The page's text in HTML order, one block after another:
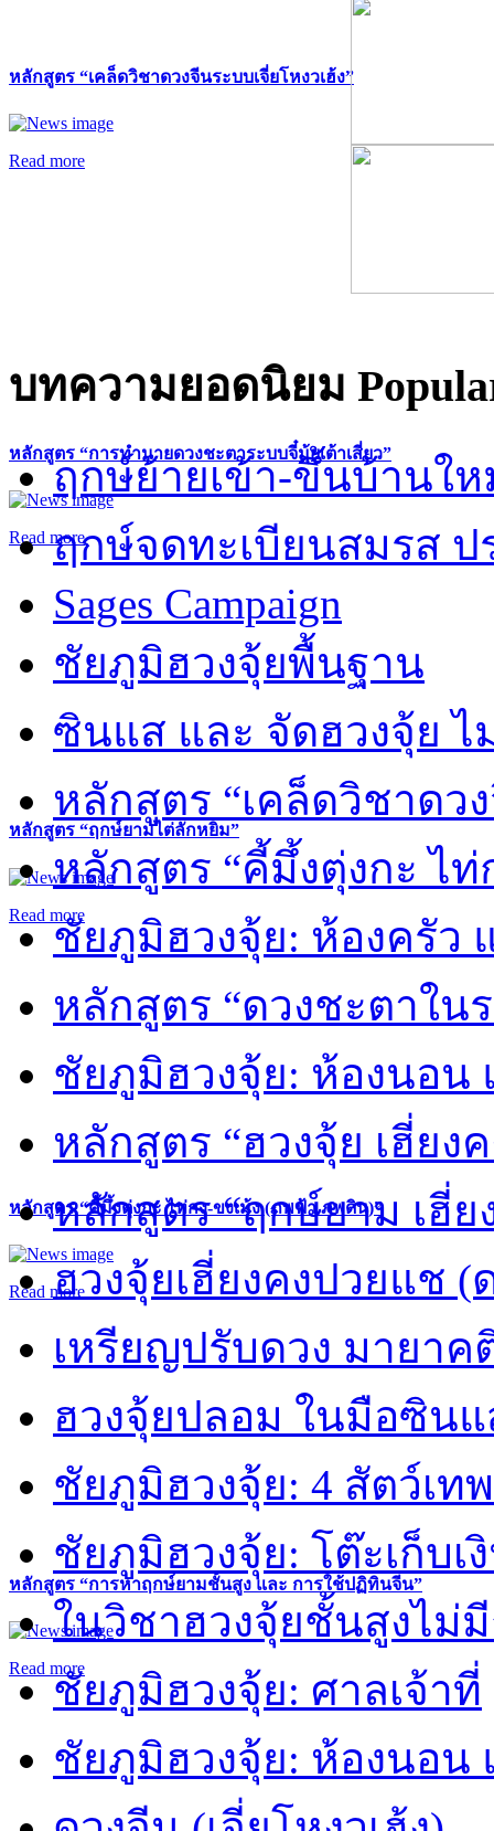
หลักสูตร “เคล็ดวิชาดวงจีนระบบเจี่ยโหงวเฮ้ง”
Read more
หลักสูตร “การทำนายดวงชะตาระบบจี๋มุ้ยเต้าเสี่ยว”
Read more
หลักสูตร “ฤกษ์ยามไต่ลักหยิ่ม”
Read more
หลักสูตร “คี้มึ้งตุ่งกะ ไท่กง-ขงเม้ง (ภพฟ้า ภพดิน)”
Read more
หลักสูตร “การหาฤกษ์ยามชั้นสูง และ การใช้ปฏิทินจีน”
Read more
บทความยอดนิยม
ฤกษ์ย้ายเข้า-ขึ้นบ้านให
ฤกษ์จดทะเบียนสมรส ป
Sages Campaign
ชัยภูมิฮวงจุ้ยพื้นฐาน
ซินแส และ จัดฮวงจุ้ย ไ
หลักสูตร “เคล็ดวิชาดว
หลักสูตร “คี้มึ้งตุ่งกะ ไ
ชัยภูมิฮวงจุ้ย: ห้องครัว
หลักสูตร “ดวงชะตาใน
ชัยภูมิฮวงจุ้ย: ห้องนอน
หลักสูตร “ฮวงจุ้ย เฮี่ยง
หลักสูตร “ฤกษ์ยาม เฮี่ย
ฮวงจุ้ยเฮี่ยงคงปวยแช (
เหรียญปรับดวง มายา
ฮวงจุ้ยปลอม ในมือซิน
ชัยภูมิฮวงจุ้ย: 4 สัตว์เทพ
ชัยภูมิฮวงจุ้ย: โต๊ะเก็บเ
ในวิชาฮวงจุ้ยชั้นสูงไม่
ชัยภูมิฮวงจุ้ย: ศาลเจ้าที่
ชัยภูมิฮวงจุ้ย: ห้องนอน